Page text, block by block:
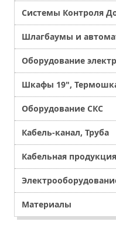
Системы Контроля
Шлагбаумы и
Оборудование
Шкафы 19",
Оборудование СКС
Кабель-канал, Труба
Кабельная продукция
Материалы